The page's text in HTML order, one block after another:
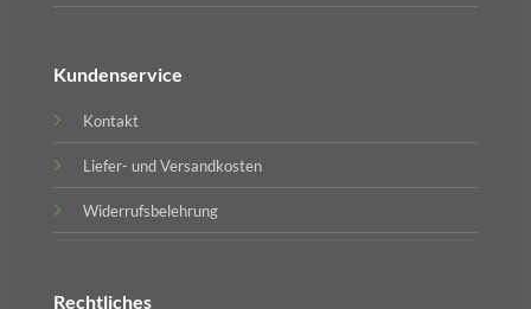
Kundenservice
Kontakt
Liefer- und Versandkosten
Widerrufsbelehrung
Rechtliches